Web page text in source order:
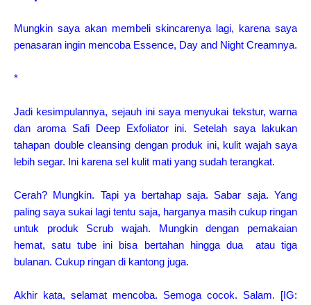
Mungkin saya akan membeli skincarenya lagi, karena saya
penasaran ingin mencoba Essence, Day and Night Creamnya.
*
Jadi kesimpulannya, sejauh ini saya menyukai tekstur, warna
dan aroma Safi Deep Exfoliator ini. Setelah saya lakukan
tahapan double cleansing dengan produk ini, kulit wajah saya
lebih segar. Ini karena sel kulit mati yang sudah terangkat.
Cerah? Mungkin. Tapi ya bertahap saja. Sabar saja. Yang
paling saya sukai lagi tentu saja, harganya masih cukup ringan
untuk produk Scrub wajah. Mungkin dengan pemakaian
hemat, satu tube ini bisa bertahan hingga dua atau tiga
bulanan. Cukup ringan di kantong juga.
Akhir kata, selamat mencoba. Semoga cocok. Salam. [IG: